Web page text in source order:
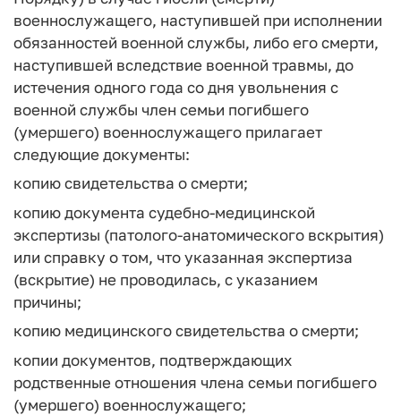
военнослужащего, наступившей при исполнении
обязанностей военной службы, либо его смерти,
наступившей вследствие военной травмы, до
истечения одного года со дня увольнения с
военной службы член семьи погибшего
(умершего) военнослужащего прилагает
следующие документы:
копию свидетельства о смерти;
копию документа судебно-медицинской
экспертизы (патолого-анатомического вскрытия)
или справку о том, что указанная экспертиза
(вскрытие) не проводилась, с указанием
причины;
копию медицинского свидетельства о смерти;
копии документов, подтверждающих
родственные отношения члена семьи погибшего
(умершего) военнослужащего;